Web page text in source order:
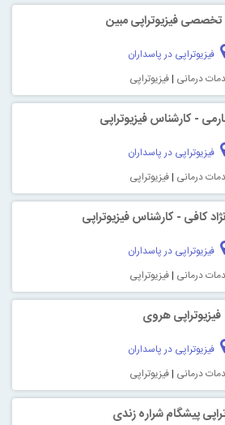
تخصصی فیزیوتراپی مبین
فیزیوتراپی در پاسداران
درمانی |فیزیوتراپی
- کارشناس فیزیوتراپی
فیزیوتراپی در پاسداران
درمانی |فیزیوتراپی
کافی - کارشناس فیزیوتراپی
فیزیوتراپی در پاسداران
درمانی |فیزیوتراپی
فیزیوتراپی هروی
فیزیوتراپی در پاسداران
درمانی |فیزیوتراپی
پیشگام شراره زندی